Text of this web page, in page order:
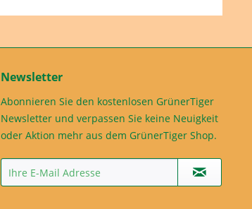
Newsletter
Abonnieren Sie den kostenlosen GrünerTiger
Newsletter und verpassen Sie keine Neuigkeit
oder Aktion mehr aus dem GrünerTiger Shop.